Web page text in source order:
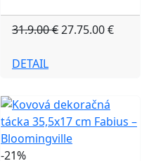
31.9.00 €27.75.00 €
DETAIL
-21%